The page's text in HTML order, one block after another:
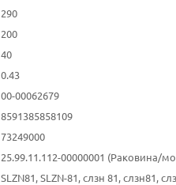
290
200
40
0.43
00-00062679
8591385858109
73249000
25.99.11.112-00000001 (Раковина/
SLZN81, SLZN-81, слзн 81, слзн81,